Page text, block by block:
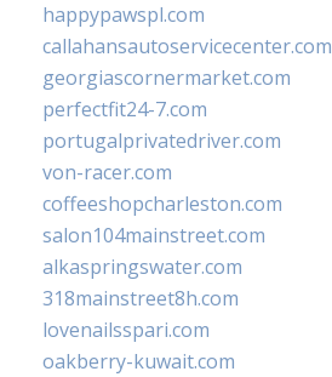
happypawspl.com
callahansautoservicecenter.com
georgiascornermarket.com
perfectfit24-7.com
portugalprivatedriver.com
von-racer.com
coffeeshopcharleston.com
salon104mainstreet.com
alkaspringswater.com
318mainstreet8h.com
lovenailsspari.com
oakberry-kuwait.com